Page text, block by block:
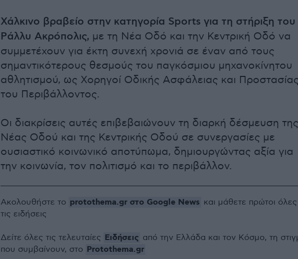
Χάλκινο βραβείο στην κατηγορία Sports για τη στήριξη του
Ράλλυ Ακρόπολις, με τη Νέα Οδό και την Κεντρική Οδό να
συμμετέχουν για έκτη συνεχή χρονιά σε έναν από τους
σημαντικότερους θεσμούς του παγκόσμιου μηχανοκίνητου
αθλητισμού, ως Χορηγοί Οδικής Ασφάλειας και
του Περιβάλλοντος.
Οι διακρίσεις αυτές επιβεβαιώνουν τη διαρκή δέσμευση της
Νέας Οδού και της Κεντρικής Οδού σε συνεργασίες με
ουσιαστικό κοινωνικό αποτύπωμα, δημιουργώντας αξία για
την κοινωνία, τον πολιτισμό και το περιβάλλον.
Ακολουθήστε το protothema.gr στο Google News και μάθετε πρώτοι όλες
τις ειδήσεις
Δείτε όλες τις τελευταίες Ειδήσεις από την Ελλάδα και τον Κόσμο, τη
που συμβαίνουν, στο Protothema.gr